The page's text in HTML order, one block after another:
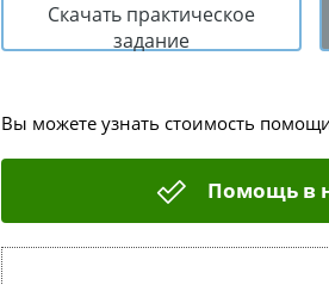
Скачать практическое
задание
Вы можете узнать стоимость
Помощь в